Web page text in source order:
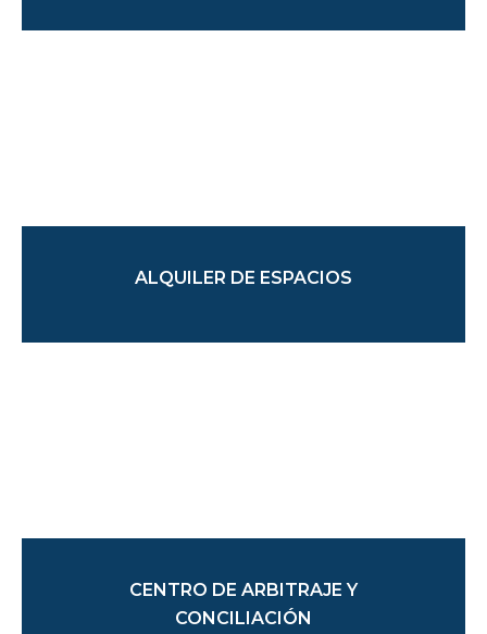
ALQUILER DE ESPACIOS
CENTRO DE ARBITRAJE Y
CONCILIACIÓN